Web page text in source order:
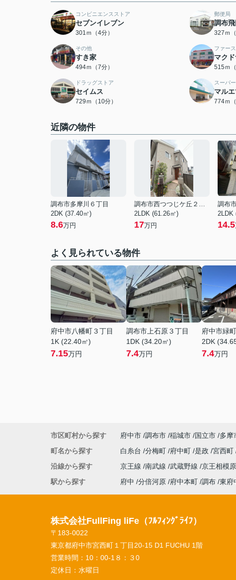
コンビニエンスストア
セブンイレブン
301ｍ（4分）
郵便局
調布
327ｍ（
その他
すき家
494ｍ（7分）
ファー
マク
515ｍ（
ドラッグストア
セイムス
729ｍ（10分）
スーパー
マル
774ｍ（
近隣の物件
調布市多摩川６丁目
2DK (37.40㎡)
8.6万円
調布市西つつじケ丘２丁目
2LDK (61.26㎡)
17万円
調布
2LDK
14.5
よく見られている物件
府中市八幡町３丁目
1K (22.40㎡)
7.15万円
調布市上石原３丁目
1DK (34.20㎡)
7.4万円
府中市緑
2DK
7.4万円
市区町村から探す 府中市 調布市 稲城市 国立市 多摩
町名から探す
白糸台 分梅町 府中町 是政 宮西町
沿線から探す
京王線 南武線 武蔵野線 京王相模
駅から探す
府中 分倍河原 府中本町 調布 東府
株式会社FullFing liFe（ﾌﾙﾌｨﾝｸﾞﾗｲﾌ）
〒183-0022
東京都府中市宮西町１丁目20-15 D1 FUCHU 1階
営業時間： 10：00-1８：３0
定休日： 水曜日